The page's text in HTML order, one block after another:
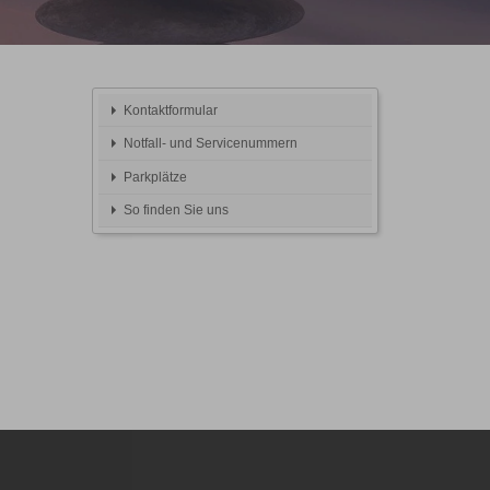
Kontaktformular
Notfall- und Servicenummern
Parkplätze
So finden Sie uns